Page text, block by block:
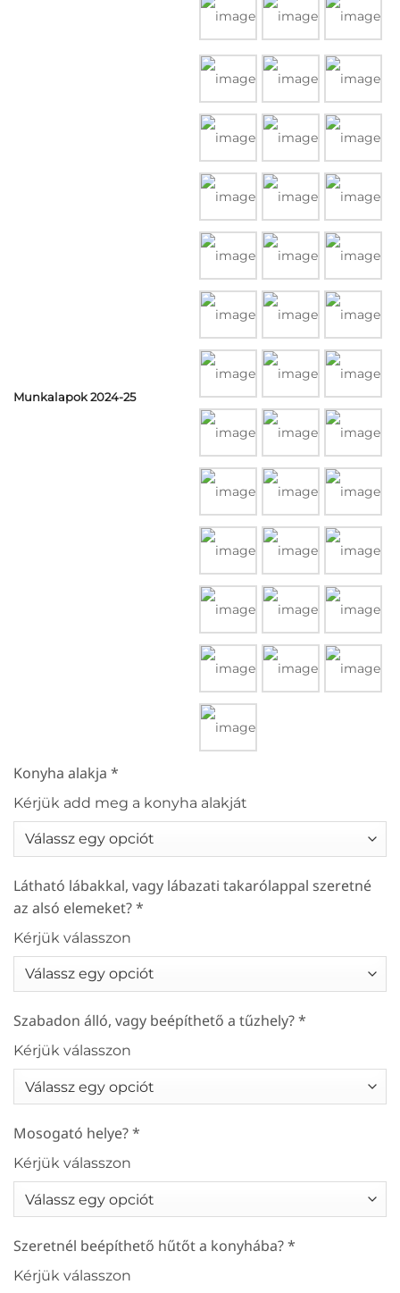
Munkalapok 2024-25
Konyha alakja *
Kérjük add meg a konyha alakját
Látható lábakkal, vagy lábazati takarólappal szeretné
az alsó elemeket?*
Kérjük válasszon
Szabadon álló, vagy beépíthető a tűzhely?*
Kérjük válasszon
Mosogató helye?*
Kérjük válasszon
Szeretnél beépíthető hűtőt a konyhába?*
Kérjük válasszon